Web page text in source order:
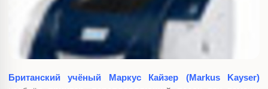
Британский учёный Маркус Кайзер (Markus Kayser)